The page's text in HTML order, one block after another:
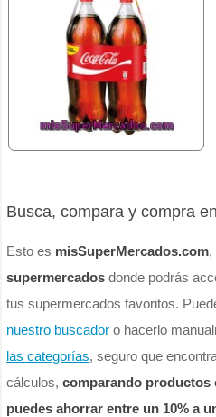
Busca, compara y compra
Esto es misSuperMercados.com,
supermercados donde podrás
tus supermercados favoritos.
nuestro buscador o hacerlo
las categorías, seguro que
cálculos,comparando productos
puedes ahorrar entre un 10% a